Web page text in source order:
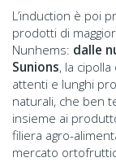
L’induction è poi
prodotti di
Nunhems: dalle
Sunions, la
attenti e lunghi
naturali, che ben
insieme ai
filiera agro-
mercato